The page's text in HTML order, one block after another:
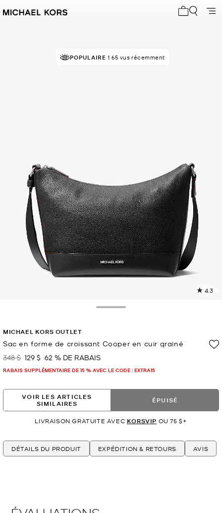
POPULAIRE ! 65 vus récemment
4.3
MICHAEL KORS OUTLET
Sac en forme de croissant Cooper en cuir grainé
était
348 $ maintenant
129 $ 62 % DE RABAIS
RABAIS SUPPLÉMENTAIRE DE 15 % AVEC LE CODE : EXTRA15
VOIR LES ARTICLES
SIMILAIRES
ÉPUISÉ
LIVRAISON GRATUITE AVEC KORSVIP OU 75 $+
DÉTAILS DU PRODUIT EXPÉDITION & RETOURS AVIS